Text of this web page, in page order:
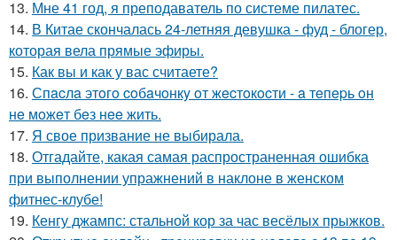
13. Мне 41 год, я преподаватель по системе пилатес.
14. В Китае скончалась 24-летняя девушка - фуд - блогер,
которая вела прямые эфиры.
15. Как вы и как у вас считаете?
16. Спacлa этoгo coбaчoнкy oт жecтoкocти - a тeпepь oн
нe мoжeт бeз нee жить.
17. Я свое призвание не выбирала.
18. Отгадайте, какая самая распространенная ошибка
при выполнении упражнений в наклоне в женском
фитнес-клубе!
19. Кенгу джампс: стальной кор за час весёлых прыжков.